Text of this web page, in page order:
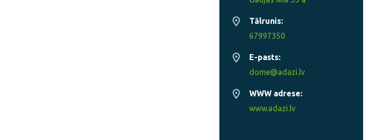
Tālrunis:
67997350
E-pasts:
dome@adazi.lv
WWW adrese:
www.adazi.lv